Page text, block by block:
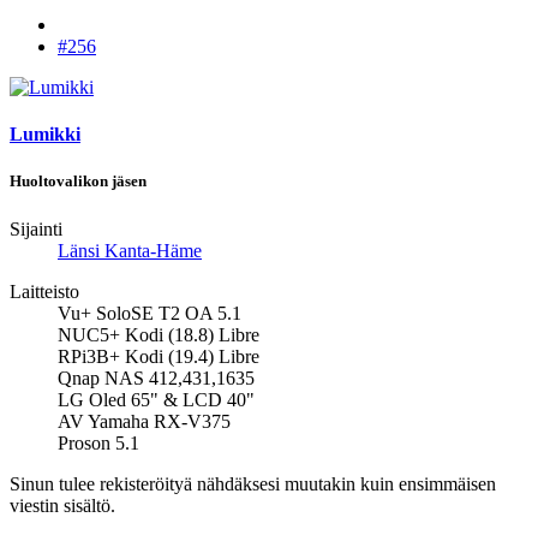
#256
Lumikki
Huoltovalikon jäsen
Sijainti
Länsi Kanta-Häme
Laitteisto
Vu+ SoloSE T2 OA 5.1
NUC5+ Kodi (18.8) Libre
RPi3B+ Kodi (19.4) Libre
Qnap NAS 412,431,1635
LG Oled 65" & LCD 40"
AV Yamaha RX-V375
Proson 5.1
Sinun tulee rekisteröityä nähdäksesi muutakin kuin ensimmäisen
viestin sisältö.